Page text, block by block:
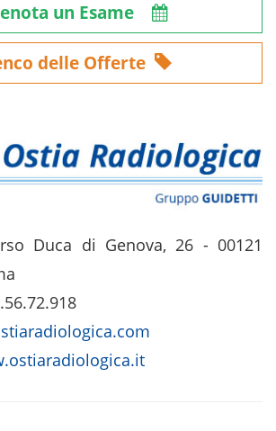
un Esame
delle Offerte
Duca di Genova, 26 - 00121